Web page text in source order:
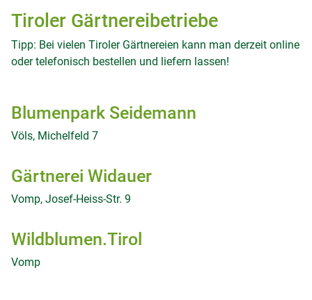
Tiroler Gärtnereibetriebe
Tipp: Bei vielen Tiroler Gärtnereien kann man derzeit online
oder telefonisch bestellen und liefern lassen!
Blumenpark Seidemann
Völs, Michelfeld 7
Gärtnerei Widauer
Vomp, Josef-Heiss-Str. 9
Wildblumen.Tirol
Vomp